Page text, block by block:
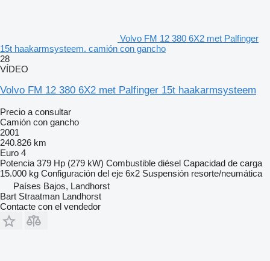
Volvo FM 12 380 6X2 met Palfinger
15t haakarmsysteem. camión con gancho
28
VÍDEO
Volvo FM 12 380 6X2 met Palfinger 15t haakarmsysteem
Precio a consultar
Camión con gancho
2001
240.826 km
Euro 4
Potencia 379 Hp (279 kW) Combustible diésel Capacidad de carga
15.000 kg Configuración del eje 6x2 Suspensión resorte/neumática
Países Bajos, Landhorst
Bart Straatman Landhorst
Contacte con el vendedor